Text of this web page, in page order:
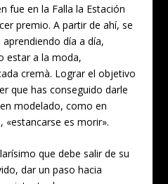
fue en la Falla la Estación
premio. A partir de ahí, se
día a día,
estar a la moda,
cremà. Lograr el objetivo
que has conseguido darle
modelado, como en
«estancarse es morir».
que debe salir de su
dar un paso hacia